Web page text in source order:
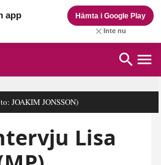
app Hämta i Google Play
Inte nu
JOAKIM JONSSON)
Lisa